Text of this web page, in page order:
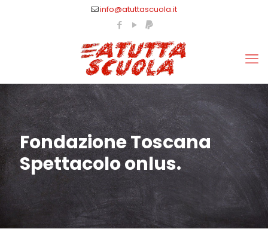
info@atuttascuola.it
Fondazione Toscana
Spettacolo onlus.